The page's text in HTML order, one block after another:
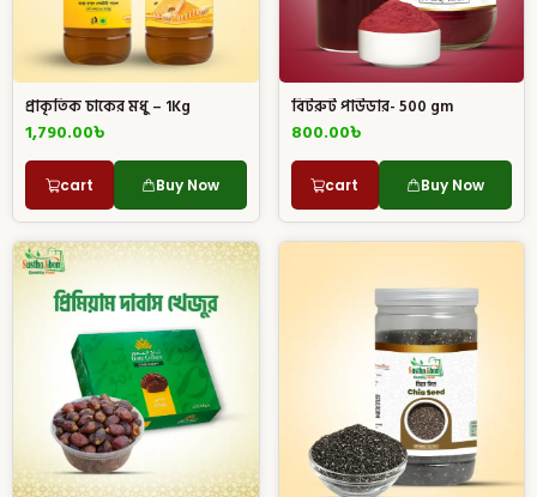
প্রাকৃতিক চাকের মধু – 1Kg
1,790.00৳
cart Buy Now
বিটরুট পাউডার- 500 gm
800.00৳
cart Buy Now